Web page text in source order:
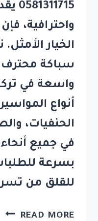
واحترافية،
الخيار
سباكة محترف
واسعة في
أنواع
الحنفيات،
في جميع
بسرعة
للقلق من
READ MORE